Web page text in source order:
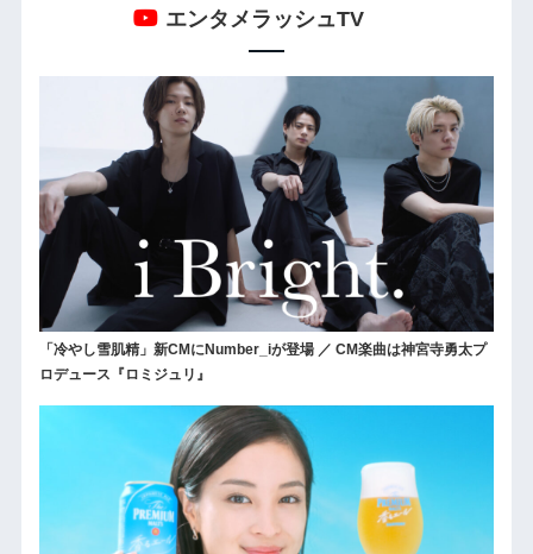
エンタメラッシュTV
「冷やし雪肌精」新CMにNumber_iが登場 ／ CM楽曲は神宮寺勇太プ
ロデュース『ロミジュリ』